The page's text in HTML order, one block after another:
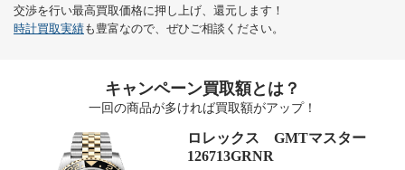
交渉を行い最高買取価格に押し上げ、還元します！
時計買取実績も豊富なので、ぜひご相談ください。
キャンペーン買取額とは？
一回の商品が多ければ買取額がアップ！
ロレックス GMTマスター
126713GRNR